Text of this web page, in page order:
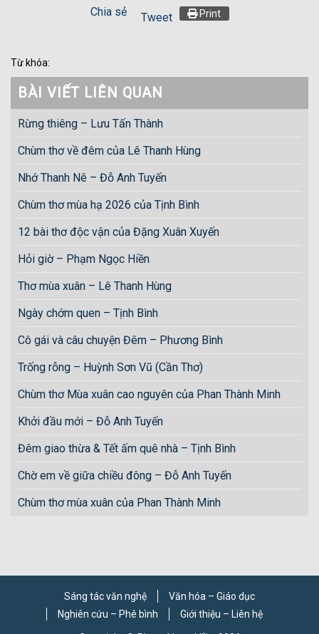
Chia sẻ Tweet Print
Từ khóa:
BÀI VIẾT LIÊN QUAN
Rừng thiêng – Lưu Tấn Thành
Chùm thơ về đêm của Lê Thanh Hùng
Nhớ Thanh Nê – Đỗ Anh Tuyến
Chùm thơ mùa hạ 2026 của Tịnh Bình
12 bài thơ độc vận của Đặng Xuân Xuyến
Hỏi giờ – Phạm Ngọc Hiền
Thơ mùa xuân – Lê Thanh Hùng
Ngày chớm quen – Tịnh Bình
Cô gái và câu chuyện Đêm – Phương Bình
Trống rỗng – Huỳnh Sơn Vũ (Cần Thơ)
Chùm thơ Mùa xuân cao nguyên của Phan Thành Minh
Khởi đầu mới – Đỗ Anh Tuyến
Đêm giao thừa & Tết ấm quê nhà – Tịnh Bình
Chờ em về giữa chiều đông – Đỗ Anh Tuyến
Chùm thơ mùa xuân của Phan Thành Minh
Sáng tác văn nghệ
Văn hóa – Giáo dục
Nghiên cứu – Phê bình
Giới thiệu – Liên hệ